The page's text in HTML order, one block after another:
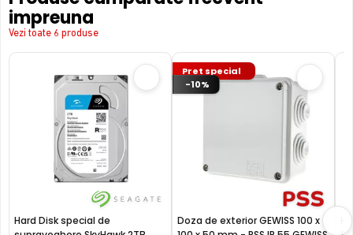
impreuna
Vezi toate 6 produse
Hard Disk special de
Pret special
-10%
Doza de exterior GEWISS 100 x